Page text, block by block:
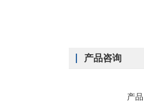
产品咨询
产